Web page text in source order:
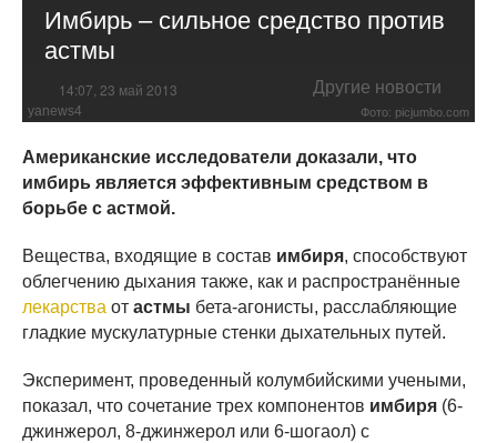
Имбирь – сильное средство против
астмы
14:07, 23 май 2013 Другие новости
yanews4 Фото: picjumbo.com
Американские исследователи доказали, что
имбирь является эффективным средством в
борьбе с астмой.
Вещества, входящие в состав имбиря, способствуют
облегчению дыхания также, как и распространённые
лекарства от астмы бета-агонисты, расслабляющие
гладкие мускулатурные стенки дыхательных путей.
Эксперимент, проведенный колумбийскими учеными,
показал, что сочетание трех компонентов имбиря (6-
джинжерол, 8-джинжерол или 6-шогаол) с